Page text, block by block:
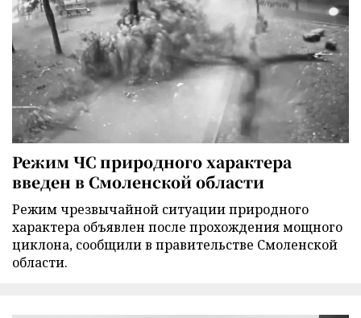
Режим ЧС природного характера
введен в Смоленской области
Режим чрезвычайной ситуации природного
характера объявлен после прохождения мощного
циклона, сообщили в правительстве Смоленской
области.